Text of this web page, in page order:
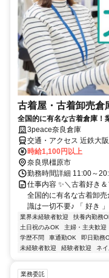
古着屋・古着卸売倉
全国的に有名な古着倉庫！
3peace奈良倉庫
交通・アクセス 近鉄大
時給1,100円以上
奈良県橿原市
勤務時間詳細 11:00～
仕事内容 ✨＼古着好き
全国的に有名な古着卸
識は一切不要♪ 「 好き
業界未経験者歓迎 扶養内勤務
土日祝のみOK
主婦・主夫歓迎
学歴不問
車通勤OK 即日勤務
未経験者歓迎
経験者歓迎 ネ
業務委託